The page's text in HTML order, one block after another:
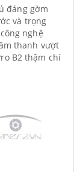
đáng gờm
và trọng
nghệ
thanh vượt
B2 thậm chí